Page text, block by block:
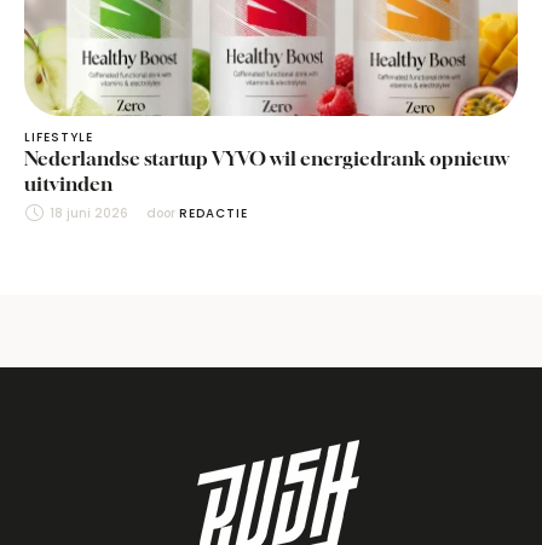
LIFESTYLE
Nederlandse startup VYVO wil energiedrank opnieuw
uitvinden
18 juni 2026 door REDACTIE